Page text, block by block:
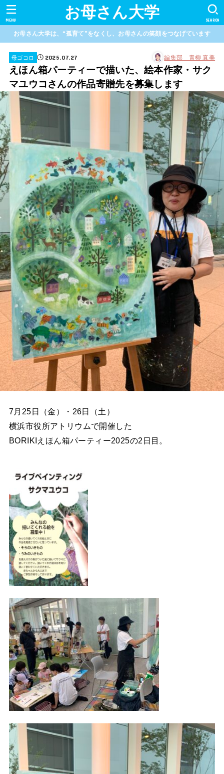
お母さん大学 SEARCH
MENU
お母さん大学は、“孤育て”をなくし、お母さんの笑顔をつなげています
母ゴコロ 2025.07.27 編集部 青柳 真美
えほん箱パーティーで描いた、絵本作家・サク
マユウコさんの作品寄贈先を募集します
7月25日（金）・26日（土）
横浜市役所アトリウムで開催した
BORIKIえほん箱パーティー2025の2日目。